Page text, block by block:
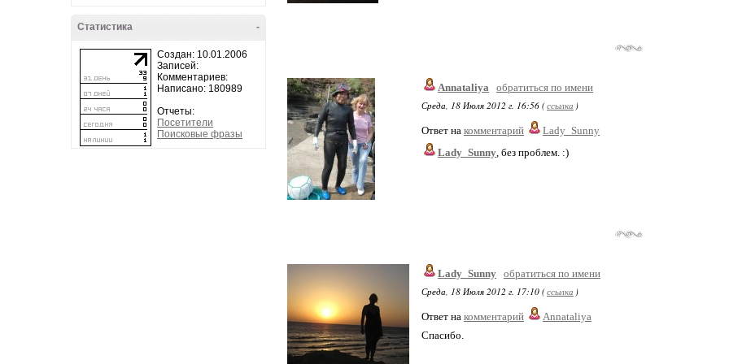
-
Статистика
Создан: 10.01.2006
Записей:
Комментариев:
Написано: 180989
Отчеты:
Посетители
Поисковые фразы
Annataliya
обратиться по имени
Среда, 18 Июля 2012 г. 16:56 (ссылка )
Ответ на комментарий
Lady_Sunny
Lady_Sunny, без проблем. :)
Lady_Sunny обратиться по имени
Среда, 18 Июля 2012 г. 17:10 (ссылка )
Ответ на комментарий
Annataliya
Спасибо.